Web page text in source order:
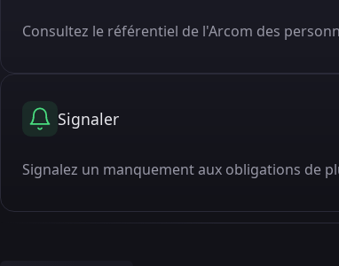
Consultez le référentiel de l'Arcom des
Signaler
Signalez un manquement aux obligations de